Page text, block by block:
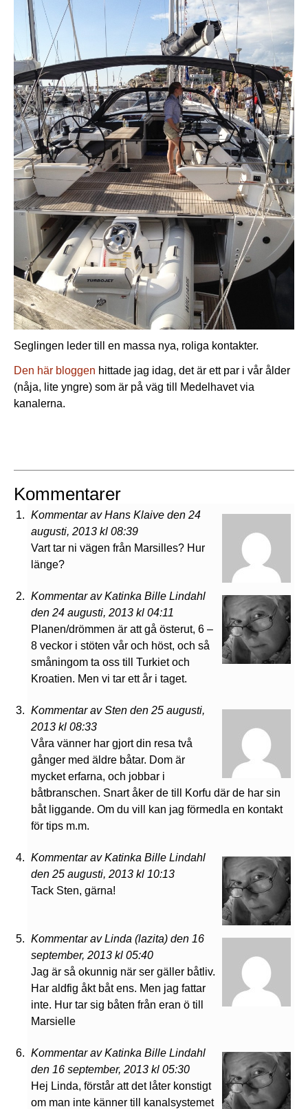
Seglingen leder till en massa nya, roliga kontakter.
Den här bloggen hittade jag idag, det är ett par i vår ålder
(nåja, lite yngre) som är på väg till Medelhavet via
kanalerna.
Kommentarer
Kommentar av Hans Klaive den 24
augusti, 2013 kl 08:39
Vart tar ni vägen från Marsilles? Hur
länge?
Kommentar av Katinka Bille Lindahl
den 24 augusti, 2013 kl 04:11
Planen/drömmen är att gå österut, 6 –
8 veckor i stöten vår och höst, och så
småningom ta oss till Turkiet och
Kroatien. Men vi tar ett år i taget.
Kommentar av Sten den 25 augusti,
2013 kl 08:33
Våra vänner har gjort din resa två
gånger med äldre båtar. Dom är
mycket erfarna, och jobbar i
båtbranschen. Snart åker de till Korfu där de har sin
båt liggande. Om du vill kan jag förmedla en kontakt
för tips m.m.
Kommentar av Katinka Bille Lindahl
den 25 augusti, 2013 kl 10:13
Tack Sten, gärna!
Kommentar av Linda (lazita) den 16
september, 2013 kl 05:40
Jag är så okunnig när ser gäller båtliv.
Har aldfig åkt båt ens. Men jag fattar
inte. Hur tar sig båten från eran ö till
Marsielle
Kommentar av Katinka Bille Lindahl
den 16 september, 2013 kl 05:30
Hej Linda, förstår att det låter konstigt
om man inte känner till kanalsystemet